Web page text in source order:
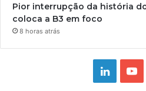
Pior interrupção da história
coloca a B3 em foco
8 horas atrás
Linkedin